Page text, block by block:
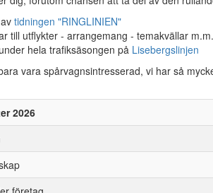
tidningen "RINGLINIEN"
till utflykter - arrangemang - temakvällar
hela trafiksäsongen på Lisebergslinjen
vara spårvagnsintresserad, vi har så
2026